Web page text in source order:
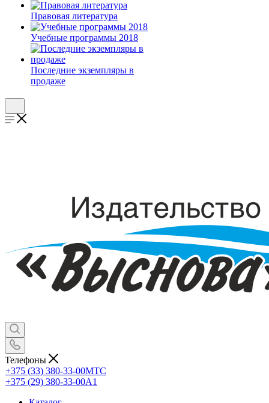
Правовая литература
Учебные программы 2018
Последние экземпляры в
продаже
Телефоны
+375 (33) 380-33-00МТС
+375 (29) 380-33-00А1